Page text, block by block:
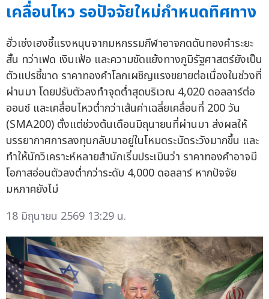
เคลื่อนไหว รอปัจจัยใหม่กำหนดทิศทาง
ฮั่วเซ่งเฮงชี้แรงหนุนจากมหกรรมกีฬาอาจกดดันทองคำระยะ
สั้น ทว่าเฟด เงินเฟ้อ และความขัดแย้งทางภูมิรัฐศาสตร์ยังเป็น
ตัวแปรชี้ขาด ราคาทองคำโลกเผชิญแรงขยายต่อเนื่องในช่วงที่
ผ่านมา โดยปรับตัวลงทำจุดต่ำสุดบริเวณ 4,020 ดอลลาร์ต่อ
ออนซ์ และเคลื่อนไหวต่ำกว่าเส้นค่าเฉลี่ยเคลื่อนที่ 200 วัน
(SMA200) ตั้งแต่ช่วงต้นเดือนมิถุนายนที่ผ่านมา ส่งผลให้
บรรยากาศการลงทุนกลับมาอยู่ในโหมดระมัดระวังมากขึ้น และ
ทำให้นักวิเคราะห์หลายสำนักเริ่มประเมินว่า ราคาทองคำอาจมี
โอกาสอ่อนตัวลงต่ำกว่าระดับ 4,000 ดอลลาร์ หากปัจจัย
มหภาคยังไม่
18 มิถุนายน 2569 13:29 น.